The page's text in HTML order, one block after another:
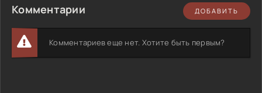
Комментарии ДОБАВИТЬ
Комментариев еще нет. Хотите быть первым?